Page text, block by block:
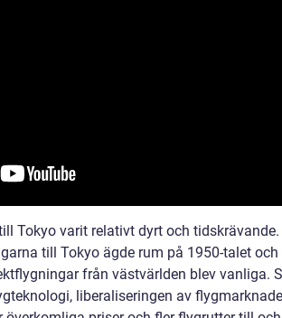
Tokyo varit relativt dyrt och tidskrävande.
till Tokyo ägde rum på 1950-talet och
från västvärlden blev vanliga.
liberaliseringen av